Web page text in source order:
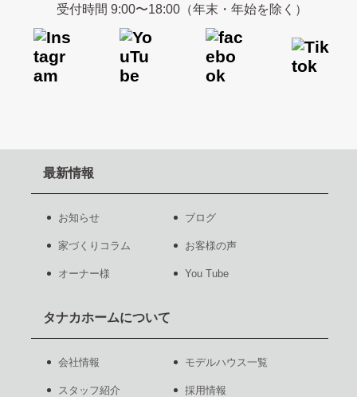
受付時間 9:00〜18:00（年末・年始を除く）
最新情報
お知らせ ブログ
家づくりコラム お客様の声
オーナー様 You Tube
タナカホームについて
会社情報 モデルハウス一覧
スタッフ紹介 採用情報